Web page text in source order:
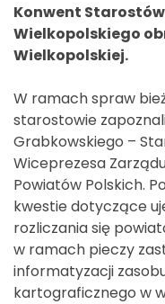
Konwent
Wielkopolskiego
Wielkopolskiej.
W ramach spraw
starostowie
Grabkowskiego –
Wiceprezesa
Powiatów Polskich.
kwestie dotyczące
rozliczania się
w ramach pieczy
informatyzacji
kartograficznego w